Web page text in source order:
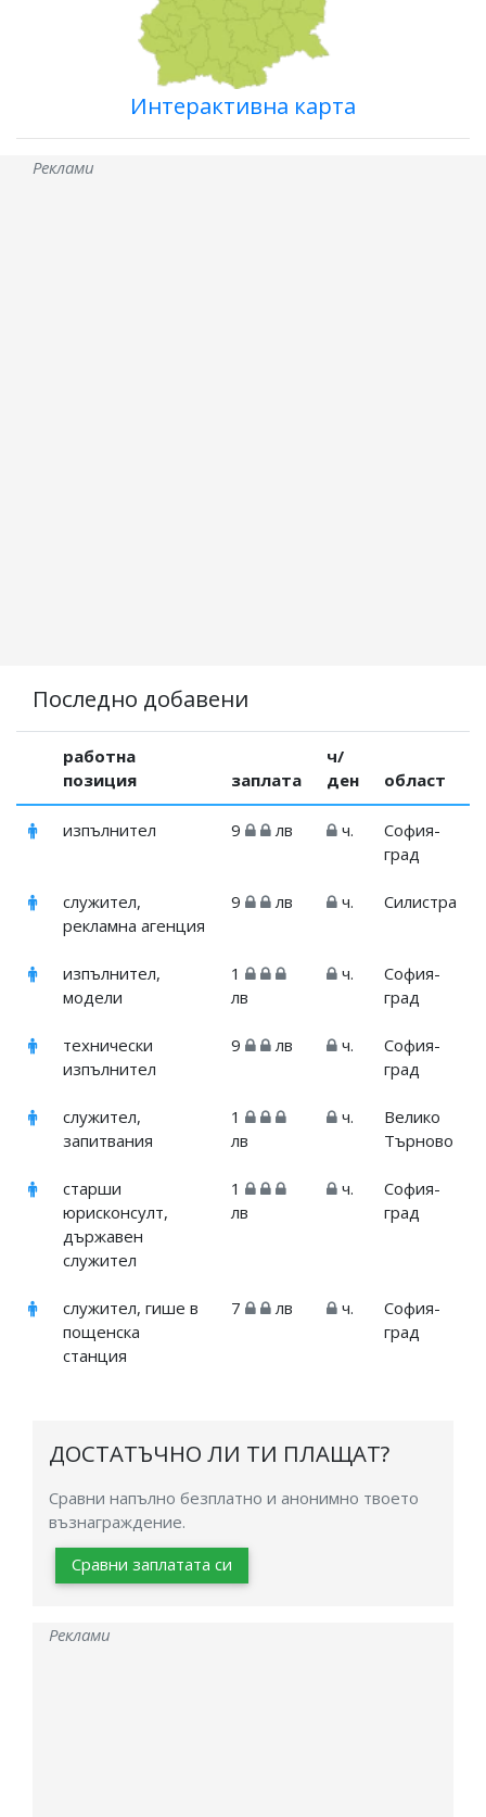
Интерактивна карта
Реклами
Последно добавени
работна
позиция
заплата
ч/
ден
област
изпълнител 9 лв ч.
София-
град
служител,
рекламна агенция
9 лв ч. Силистра
изпълнител,
модели
1
лв
ч.
София-
град
технически
изпълнител
9 лв ч.
София-
град
служител,
запитвания
1
лв
ч.
Велико
Търново
старши
юрисконсулт,
държавен
служител
1
лв
ч.
София-
град
служител, гише в
пощенска
станция
7 лв ч.
София-
град
ДОСТАТЪЧНО ЛИ ТИ ПЛАЩАТ?
Сравни напълно безплатно и анонимно твоето
възнаграждение.
Сравни заплатата си
Реклами